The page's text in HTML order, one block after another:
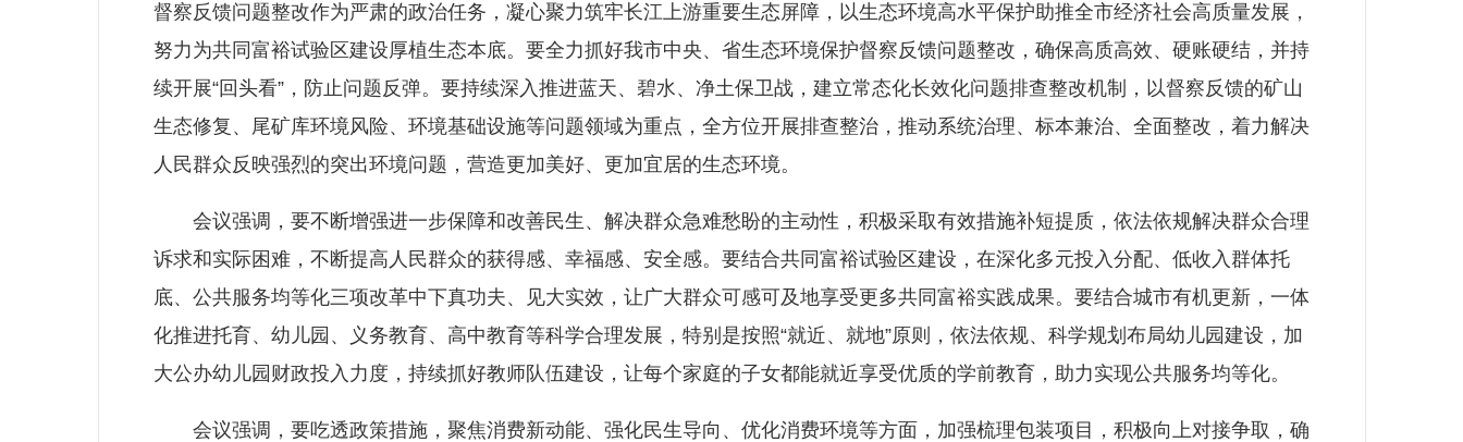
督察反馈问题整改作为严肃的政治任务，凝心聚力筑牢长江上游重要生态屏障，以生态环境高水平保护助推全市经济社会高质量发展，
努力为共同富裕试验区建设厚植生态本底。要全力抓好我市中央、省生态环境保护督察反馈问题整改，确保高质高效、硬账硬结，并持
续开展“回头看”，防止问题反弹。要持续深入推进蓝天、碧水、净土保卫战，建立常态化长效化问题排查整改机制，以督察反馈的矿山
生态修复、尾矿库环境风险、环境基础设施等问题领域为重点，全方位开展排查整治，推动系统治理、标本兼治、全面整改，着力解决
人民群众反映强烈的突出环境问题，营造更加美好、更加宜居的生态环境。
会议强调，要不断增强进一步保障和改善民生、解决群众急难愁盼的主动性，积极采取有效措施补短提质，依法依规解决群众合理
诉求和实际困难，不断提高人民群众的获得感、幸福感、安全感。要结合共同富裕试验区建设，在深化多元投入分配、低收入群体托
底、公共服务均等化三项改革中下真功夫、见大实效，让广大群众可感可及地享受更多共同富裕实践成果。要结合城市有机更新，一体
化推进托育、幼儿园、义务教育、高中教育等科学合理发展，特别是按照“就近、就地”原则，依法依规、科学规划布局幼儿园建设，加
大公办幼儿园财政投入力度，持续抓好教师队伍建设，让每个家庭的子女都能就近享受优质的学前教育，助力实现公共服务均等化。
会议强调，要吃透政策措施，聚焦消费新动能、强化民生导向、优化消费环境等方面，加强梳理包装项目，积极向上对接争取，确